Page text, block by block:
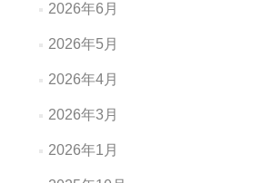
2026年6月
2026年5月
2026年4月
2026年3月
2026年1月